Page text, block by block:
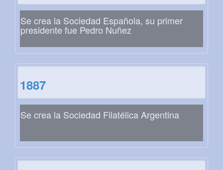
Se crea la Sociedad Española, su primer
presidente fue Pedro Nuñez
1887
Se crea la Sociedad Filatélica Argentina